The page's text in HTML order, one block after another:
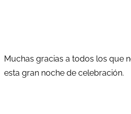
Muchas gracias a todos los que
esta gran noche de celebración.